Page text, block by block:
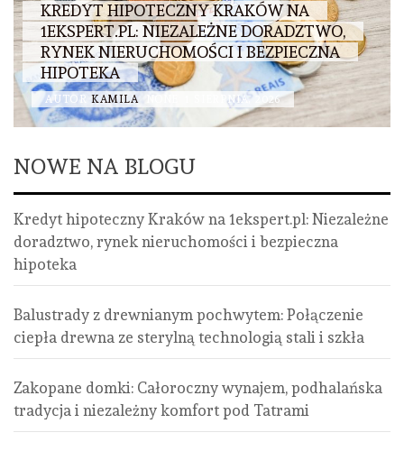
KREDYT HIPOTECZNY KRAKÓW NA
1EKSPERT.PL: NIEZALEŻNE DORADZTWO,
RYNEK NIERUCHOMOŚCI I BEZPIECZNA
HIPOTEKA
AUTOR KAMILA 1 SIERPNIA, 2026
NOWE NA BLOGU
Kredyt hipoteczny Kraków na 1ekspert.pl: Niezależne
doradztwo, rynek nieruchomości i bezpieczna
hipoteka
Balustrady z drewnianym pochwytem: Połączenie
ciepła drewna ze sterylną technologią stali i szkła
Zakopane domki: Całoroczny wynajem, podhalańska
tradycja i niezależny komfort pod Tatrami